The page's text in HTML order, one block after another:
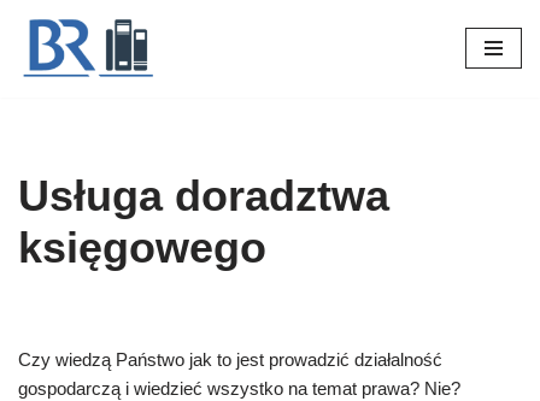
Przejdź
Usługa doradztwa
księgowego
Czy wiedzą Państwo jak to jest prowadzić działalność
gospodarczą i wiedzieć wszystko na temat prawa? Nie?